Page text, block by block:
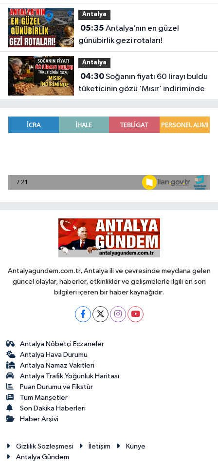
Antalya
05:35
günübirlik gezi rotaları!
Antalya
04:30Soğanın fiyatı 60 lirayı buldu
tüketicinin gözü ‘Mısır’ indiriminde
Antalyagundem.com.tr, Antalya ili ve çevresinde meydana gelen
güncel olaylar, haberler, etkinlikler ve gelişmelerle ilgili en son
bilgileri içeren bir haber kaynağıdır.
Antalya Nöbetçi Eczaneler
Antalya Hava Durumu
Antalya Namaz Vakitleri
Antalya Trafik Yoğunluk Haritası
Puan Durumu ve Fikstür
Tüm Manşetler
Son Dakika Haberleri
Haber Arşivi
Gizlilik Sözleşmesi İletişim
Künye
Antalya Gündem